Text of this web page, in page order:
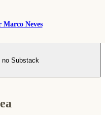
Marco Neves
no Substack